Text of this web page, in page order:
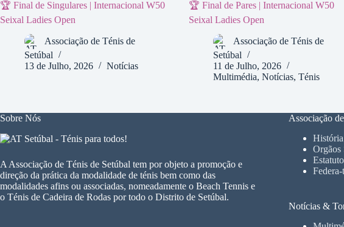
🏆 Final de Singulares | Internacional W50
Seixal Ladies Open
Associação de Ténis de
Setúbal
13 de Julho, 2026
Notícias
🏆 Final de Pares | Internacional W50
Seixal Ladies Open
Associação de Ténis de
Setúbal
11 de Julho, 2026
Multimédia, Notícias, Ténis
Sobre Nós
A Associação de Ténis de Setúbal tem por objeto a promoção e
direção da prática da modalidade de ténis bem como das
modalidades afins ou associadas, nomeadamente o Beach Tennis e
o Ténis de Cadeira de Rodas por todo o Distrito de Setúbal.
Associação
História
Orgãos
Federa-
Notícias &